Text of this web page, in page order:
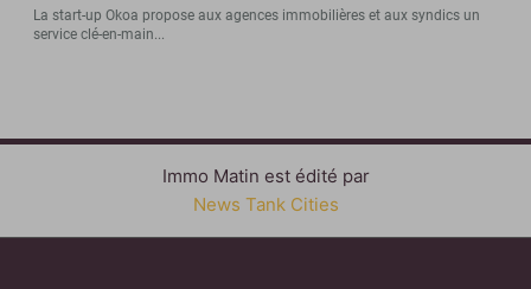
La start-up Okoa propose aux agences immobilières et aux syndics un
service clé-en-main...
Immo Matin est édité par
News Tank Cities